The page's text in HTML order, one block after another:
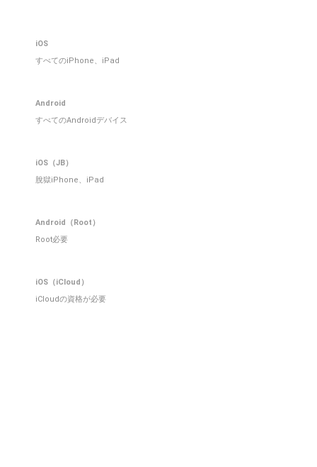
iOS
すべてのiPhone、iPad
Android
すべてのAndroidデバイス
iOS（JB）
脫獄iPhone、iPad
Android（Root）
Root必要
iOS（iCloud）
iCloudの資格が必要